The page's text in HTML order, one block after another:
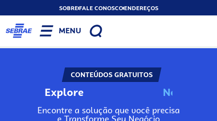
SOBREFALE CONOSCOENDEREÇOS
MENU
CONTEÚDOS GRATUITOS
Explore No
Encontre a solução que você precisa